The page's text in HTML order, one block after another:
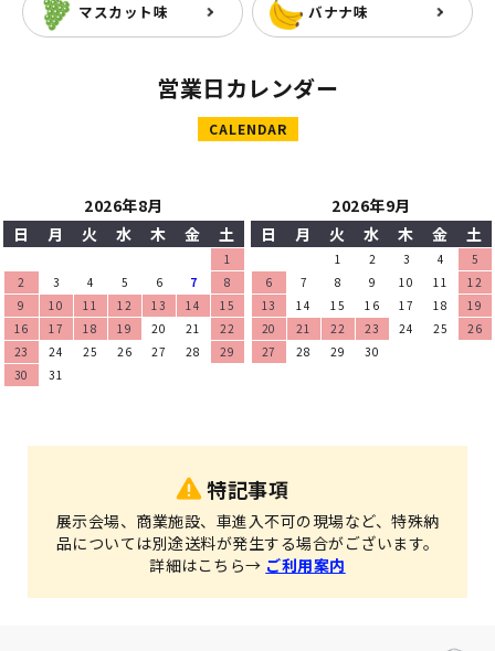
マスカット味 バナナ味
営業日カレンダー
CALENDAR
2026年8月
日
月 火 水 木 金 土
1
2
3 4 5 6 7
8
9
10 11 12 13 14
15
16
17 18 19 20 21
22
23
24 25 26 27 28
29
30
31
2026年9月
日
月 火 水 木 金 土
1 2 3 4
5
6
7 8 9 10 11
12
13
14 15 16 17 18
19
20
21 22 23 24 25
26
27
28 29 30
特記事項
展示会場、商業施設、車進入不可の現場など、特殊納
品については別途送料が発生する場合がございます。
詳細はこちら→ ご利用案内